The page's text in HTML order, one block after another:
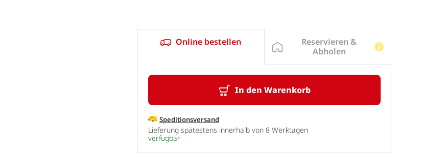
Online bestellen
In den Warenkorb
Speditionsversand
Lieferung spätestens innerhalb von 8 Werktagen
verfügbar
Reservieren &
Abholen